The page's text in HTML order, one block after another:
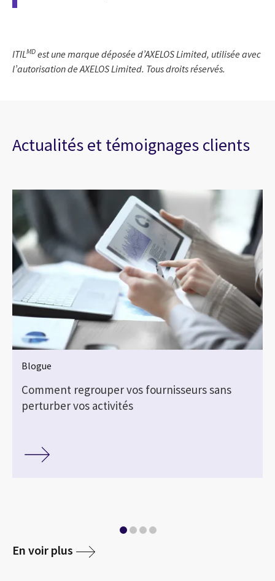
ITIL MD est une marque déposée d’AXELOS Limited, utilisée avec
l’autorisation de AXELOS Limited. Tous droits réservés.
Actualités et témoignages clients
Blogue
Comment regrouper vos fournisseurs sans
perturber vos activités
En voir plus